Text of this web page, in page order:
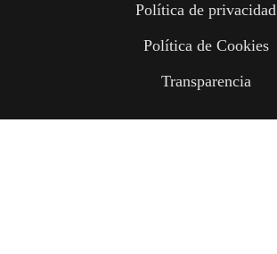
Política de privacidad
Política de Cookies
Transparencia